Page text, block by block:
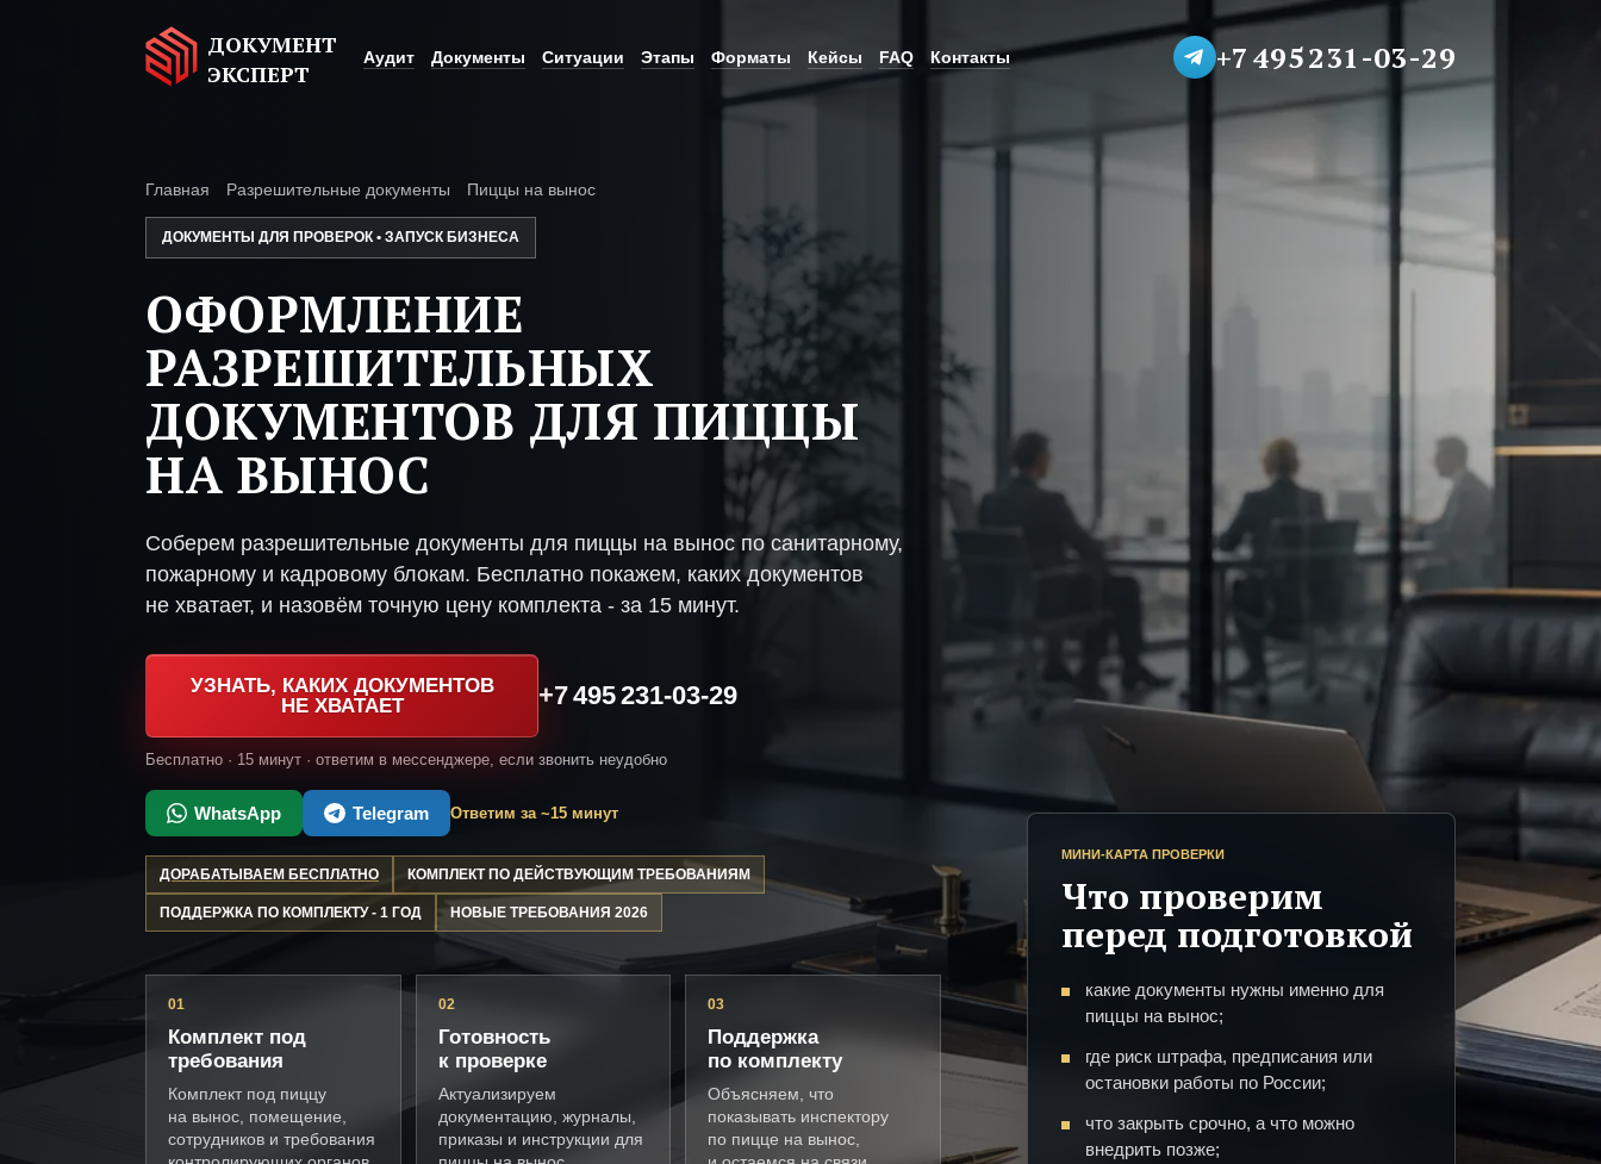
ДОКУМЕНТ
ЭКСПЕРТ
Аудит Документы Ситуации Этапы Форматы Кейсы FAQ Контакты +7 495 231-03-29
Главная Разрешительные документы Пиццы на вынос
ДОКУМЕНТЫ ДЛЯ ПРОВЕРОК • ЗАПУСК БИЗНЕСА
ОФОРМЛЕНИЕ
РАЗРЕШИТЕЛЬНЫХ
ДОКУМЕНТОВ ДЛЯ ПИЦЦЫ
НА ВЫНОС
Соберем разрешительные документы для пиццы на вынос по санитарному,
пожарному и кадровому блокам. Бесплатно покажем, каких документов
не хватает, и назовём точную цену комплекта - за 15 минут.
УЗНАТЬ, КАКИХ ДОКУМЕНТОВ
НЕ ХВАТАЕТ
+7 495 231-03-29
Бесплатно · 15 минут · ответим в мессенджере, если звонить неудобно
WhatsApp Telegram Ответим за ~15 минут
ДОРАБАТЫВАЕМ БЕСПЛАТНО КОМПЛЕКТ ПО ДЕЙСТВУЮЩИМ ТРЕБОВАНИЯМ
ПОДДЕРЖКА ПО КОМПЛЕКТУ - 1 ГОД НОВЫЕ ТРЕБОВАНИЯ 2026
01
Комплект под
требования
Комплект под пиццу
на вынос, помещение,
сотрудников и требования
02
Готовность
к проверке
Актуализируем
документацию, журналы,
приказы и инструкции для
03
Поддержка
по комплекту
Объясняем, что
показывать инспектору
по пицце на вынос,
МИНИ-КАРТА ПРОВЕРКИ
Что проверим
перед подготовкой
какие документы нужны именно для
пиццы на вынос;
где риск штрафа, предписания или
остановки работы по России;
что закрыть срочно, а что можно
внедрить позже;